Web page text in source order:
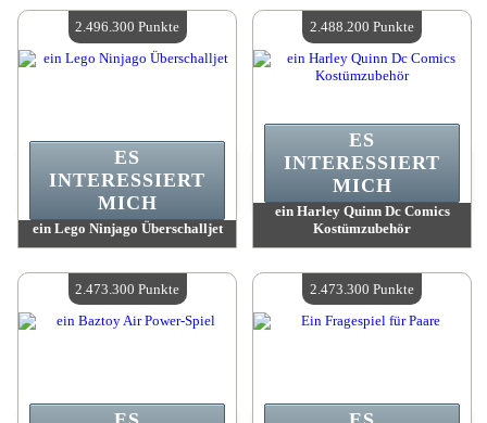
Verfügbare Menge:4
Verfügbare Menge:4
ein Lego Ninjago Überschalljet
Verfügbare Menge:4
ES
INTERESSIERT
MICH
2.496.300 Punkte
ein Harley Quinn Dc Comics
Kostümzubehör
Verfügbare Menge:4
ES
INTERESSIERT
MICH
2.488.200 Punkte
2.473.300 Punkte 2.473.300 Punkte